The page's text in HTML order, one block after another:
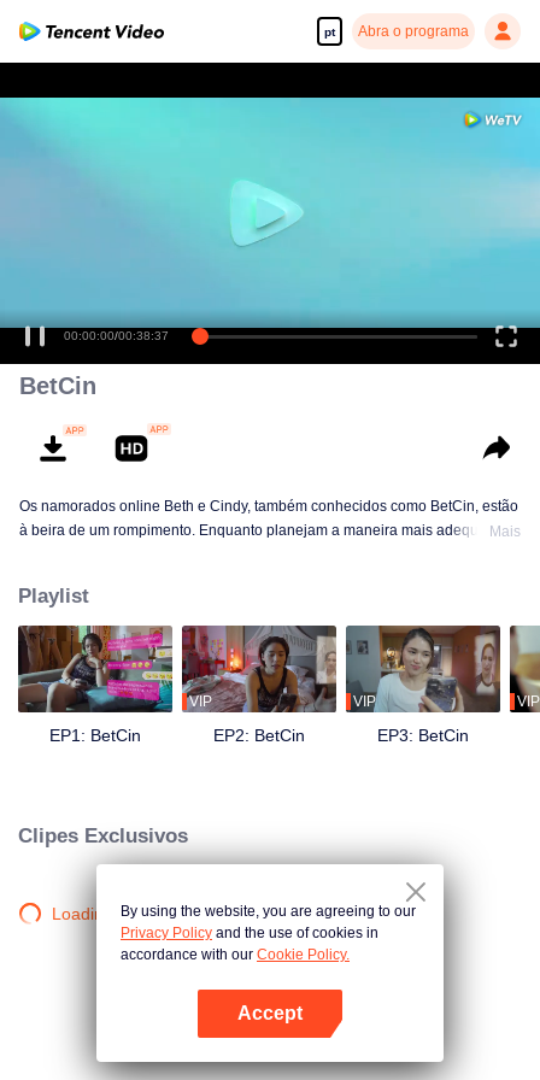
pt Abra o programa
Abra o programa
00:00:00/00:38:37
BetCin
Os namorados online Beth e Cindy, também conhecidos como BetCin, estão
à beira de um rompimento. Enquanto planejam a maneira mais adequada
semifinalistas na nossa busca por #RelationshipGoals. O que está em jogo?
Uma quantia em dinheiro de 10 milhões de pesos e muitos outros prêmios!
Eles realmente precisam do dinheiro, mas conseguirão fingir que são o
casal ideal enquanto cada Umami curte, compartilha e comenta todas as
postagens de suas mídias sociais? Eles serão capazes de suportar as
Mais
Playlist
EP1: BetCin
VIP
EP2: BetCin
VIP
EP3: BetCin
VIP
Clipes Exclusivos
Loading…By using the website, you are agreeing to our
Privacy Policy and the use of cookies in
accordance with our Cookie Policy.
Accept